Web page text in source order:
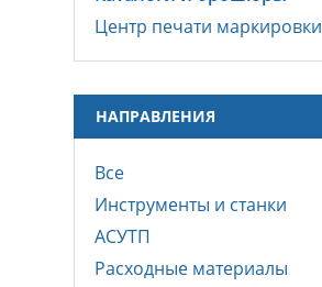
Центр печати маркировки
НАПРАВЛЕНИЯ
Все
Инструменты и станки
АСУТП
Расходные материалы